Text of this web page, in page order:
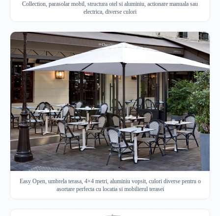
Collection, parasolar mobil, structura otel si aluminiu, actionare manuala sau
electrica, diverse culori
Easy Open, umbrela terasa, 4×4 metri, aluminiu vopsit, culori diverse pentru o
asortare perfecta cu locatia si mobilierul terasei